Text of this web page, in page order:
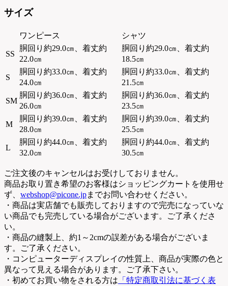
サイズ
ワンピース シャツ
SS
胴回り約29.0㎝、着丈約
22.0㎝
胴回り約29.0㎝、着丈約
18.5㎝
S
胴回り約33.0㎝、着丈約
24.0㎝
胴回り約33.0㎝、着丈約
21.5㎝
SM
胴回り約36.0㎝、着丈約
26.0㎝
胴回り約36.0㎝、着丈約
23.5㎝
M
胴回り約39.0㎝、着丈約
28.0㎝
胴回り約39.0㎝、着丈約
25.5㎝
L
胴回り約44.0㎝、着丈約
32.0㎝
胴回り約44.0㎝、着丈約
30.5㎝
ご注文後のキャンセルはお受けしておりません。
商品お取り置き希望のお客様はショッピングカートを使用せ
ず、 webshop@picone.jpまでお問い合わせください。
・商品は実店舗でも販売しておりますので完売になっていな
い商品でも完売している場合がございます。ご了承くださ
い。
・商品の縫製上、約1～2cmの誤差がある場合がございま
す。ご了承ください。
・コンピューターディスプレイの性質上、商品が実際の色と
異なって見える場合があります。ご了承下さい。
・初めてお買い物をされる方は 「特定商取引法に基づく表